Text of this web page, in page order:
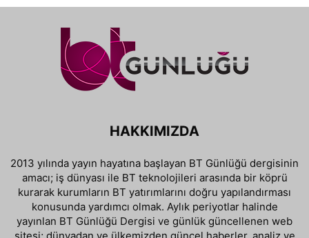
HAKKIMIZDA
2013 yılında yayın hayatına başlayan BT Günlüğü dergisinin
amacı; iş dünyası ile BT teknolojileri arasında bir köprü
kurarak kurumların BT yatırımlarını doğru yapılandırması
konusunda yardımcı olmak. Aylık periyotlar halinde
yayınlan BT Günlüğü Dergisi ve günlük güncellenen web
sitesi; dünyadan ve ülkemizden güncel haberler, analiz ve